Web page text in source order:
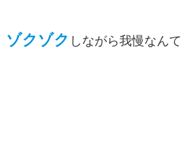
ゾクゾク しながら我慢なんて